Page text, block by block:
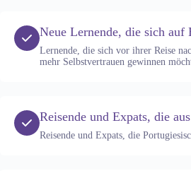
Neue Lernende, die sich auf
Lernende, die sich vor ihrer Reise
mehr Selbstvertrauen gewinnen
Reisende und Expats, die
Reisende und Expats, die